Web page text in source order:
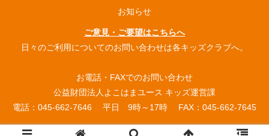
お知らせ
ご意見・ご要望はこちらへ
日々のご利用についてのお問い合わせは各キッズクラブへ。
お電話・FAXでのお問い合わせ
公益財団法人よこはまユース キッズ運営課
電話：045-662-7646 平日 9時～17時 FAX：045-662-7645